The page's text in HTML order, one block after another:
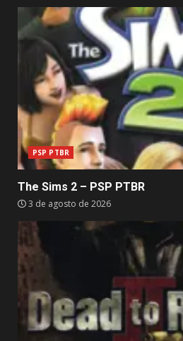
PSP PTBR
The Sims 2 – PSP PTBR
3 de agosto de 2026